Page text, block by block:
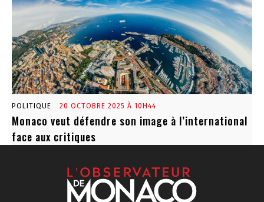
POLITIQUE 20 OCTOBRE 2025 À 10H44
Monaco veut défendre son image à l’international
face aux critiques